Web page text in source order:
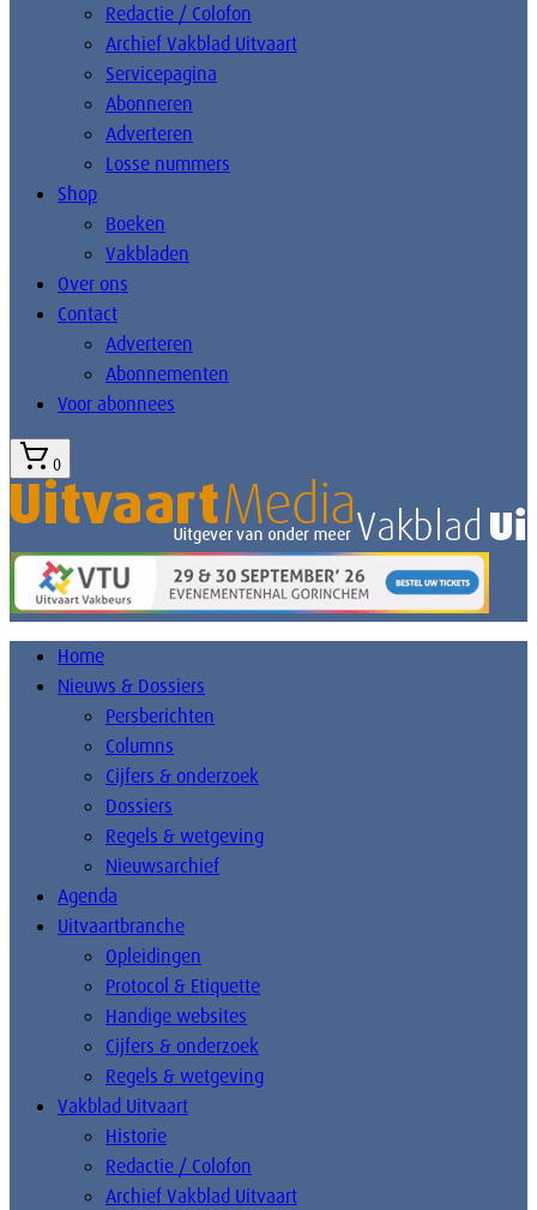
Redactie / Colofon
Archief Vakblad Uitvaart
Servicepagina
Abonneren
Adverteren
Losse nummers
Shop
Boeken
Vakbladen
Over ons
Contact
Adverteren
Abonnementen
Voor abonnees
0
Home
Nieuws & Dossiers
Persberichten
Columns
Cijfers & onderzoek
Dossiers
Regels & wetgeving
Nieuwsarchief
Agenda
Uitvaartbranche
Opleidingen
Protocol & Etiquette
Handige websites
Cijfers & onderzoek
Regels & wetgeving
Vakblad Uitvaart
Historie
Redactie / Colofon
Archief Vakblad Uitvaart